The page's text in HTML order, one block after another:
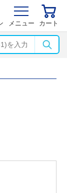
メニュー カート